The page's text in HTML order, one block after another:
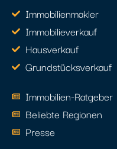
Immobilienmakler
Immobilieverkauf
Hausverkauf
Grundstücksverkauf
Immobilien-Ratgeber
Beliebte Regionen
Presse